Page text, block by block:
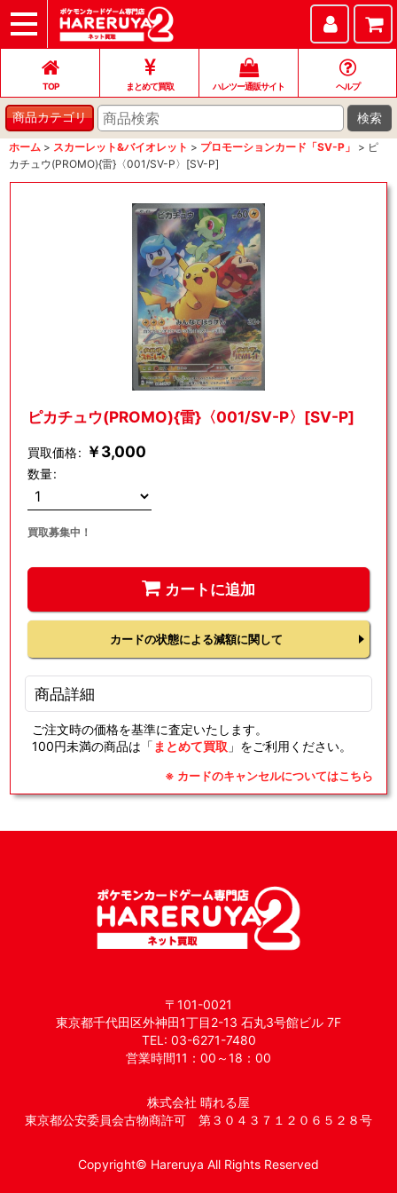
TOP
まとめて買取
ハレツー通販サイト
ヘルプ
お問い合わせ
TOP まとめて買取 ハレツー通販サイト ヘルプ
商品カテゴリ 検索
ホーム > スカーレット&バイオレット > プロモーションカード「SV-P」 > ピ
カチュウ(PROMO){雷}〈001/SV-P〉[SV-P]
ピカチュウ(PROMO){雷}〈001/SV-P〉[SV-P]
買取価格: ￥3,000
数量:
買取募集中！
カートに追加
カードの状態による減額に関して
商品詳細
ご注文時の価格を基準に査定いたします。
100円未満の商品は「 まとめて買取 」をご利用ください。
※ カードのキャンセルについてはこちら
〒101-0021
東京都千代田区外神田1丁目2-13 石丸3号館ビル 7F
TEL: 03-6271-7480
営業時間11：00～18：00
株式会社 晴れる屋
東京都公安委員会古物商許可 第３０４３７１２０６５２８号
Copyright© Hareruya All Rights Reserved